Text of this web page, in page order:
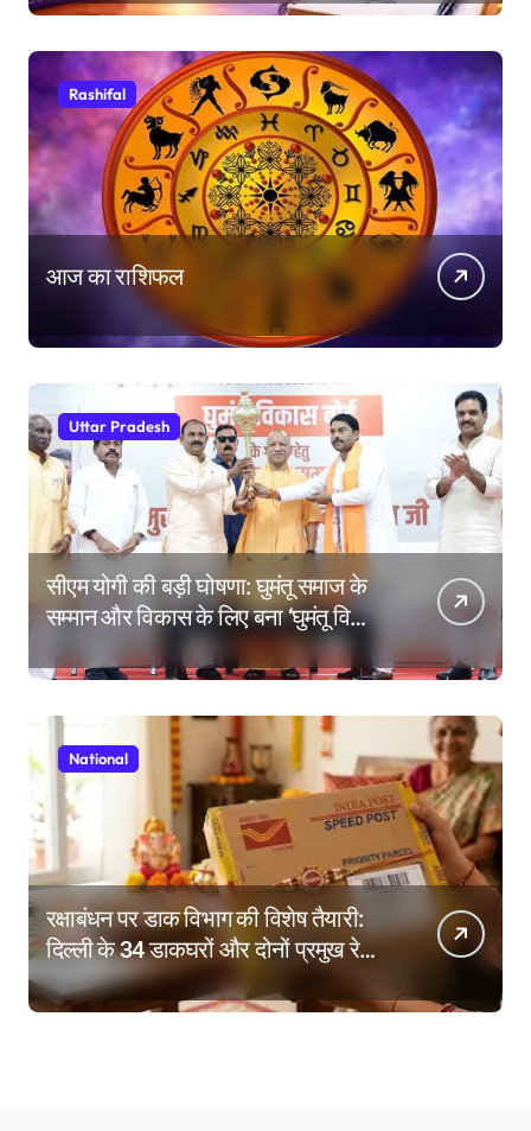
Rashifal
आज का राशिफल
Uttar Pradesh
सीएम योगी की बड़ी घोषणा: घुमंतू समाज के
सम्मान और विकास के लिए बना ‘घुमंतू विकास
National
रक्षाबंधन पर डाक विभाग की विशेष तैयारी:
दिल्ली के 34 डाकघरों और दोनों प्रमुख रेलवे
स्टेशनों पर राखी बुकिंग के विशेष काउंटर